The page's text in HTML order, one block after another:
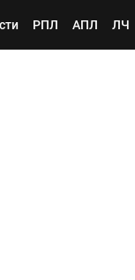
РПЛ АПЛ ЛЧ